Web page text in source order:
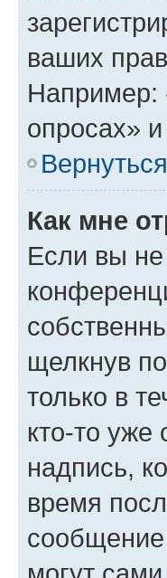
ваших
Например:
опросах» и
Как мне
Если вы
щелкнув
только в
кто-то
надпись,
время
сообщение